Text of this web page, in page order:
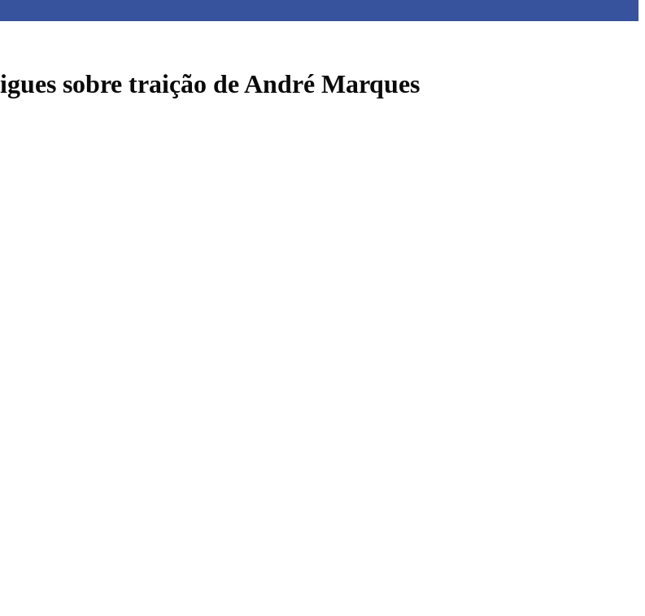
sobre traição de André Marques